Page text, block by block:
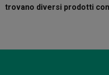
trovano diversi prodotti